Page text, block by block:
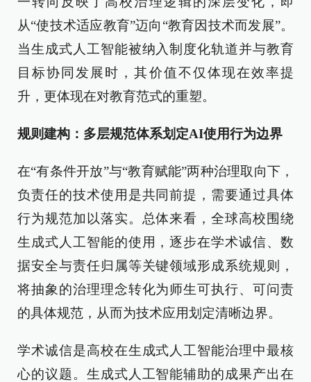
从“使技术适应教育”迈向“教育因技术而发展”。
当生成式人工智能被纳入制度化轨道并与教育
目标协同发展时，其价值不仅体现在效率提
升，更体现在对教育范式的重塑。
规则建构：多层规范体系划定AI使用行为边界
在“有条件开放”与“教育赋能”两种治理取向下，
负责任的技术使用是共同前提，需要通过具体
行为规范加以落实。总体来看，全球高校围绕
生成式人工智能的使用，逐步在学术诚信、数
据安全与责任归属等关键领域形成系统规则，
将抽象的治理理念转化为师生可执行、可问责
的具体规范，从而为技术应用划定清晰边界。
学术诚信是高校在生成式人工智能治理中最核
心的议题。生成式人工智能辅助的成果产出在